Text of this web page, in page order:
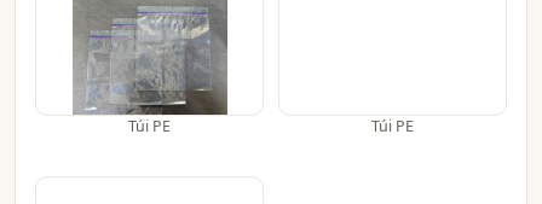
Túi PE Túi PE